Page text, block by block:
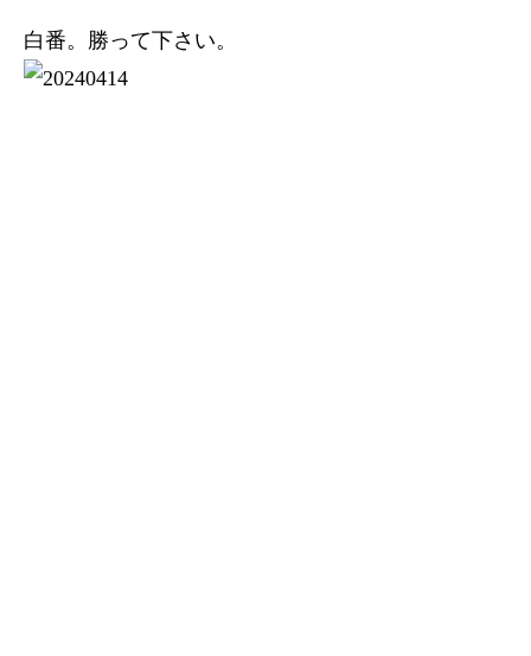
白番。勝って下さい。